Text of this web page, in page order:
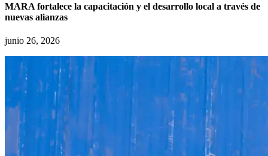
MARA fortalece la capacitación y el desarrollo local a través de
nuevas alianzas
junio 26, 2026